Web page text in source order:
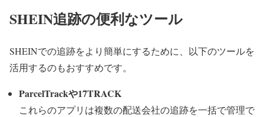
SHEIN追跡の便利なツール
SHEINでの追跡をより簡単にするために、以下のツールを
活用するのもおすすめです。
ParcelTrackや17TRACK
これらのアプリは複数の配送会社の追跡を一括で管理で